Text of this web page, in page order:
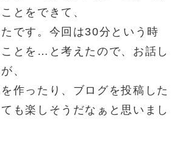
とをできて、
です。今回は30分という時
とを…と考えたので、お話し
、
作ったり、ブログを投稿した
も楽しそうだなぁと思いまし